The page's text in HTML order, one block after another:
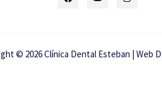
© 2026 Clínica Dental Esteban | Web